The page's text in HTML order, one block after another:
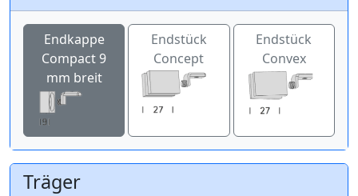
Endkappe
Compact 9
mm breit
Endstück
Concept
Endstück
Convex
Träger